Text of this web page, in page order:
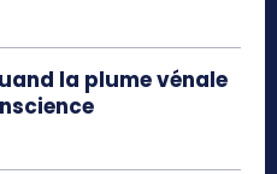
la plume vénale